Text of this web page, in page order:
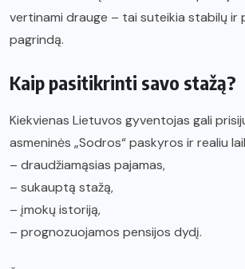
vertinami drauge – tai suteikia stabilų ir
pagrindą.
Kaip pasitikrinti savo stažą?
Kiekvienas Lietuvos gyventojas gali
asmeninės „Sodros“ paskyros ir realiu
– draudžiamąsias pajamas,
– sukauptą stažą,
– įmokų istoriją,
– prognozuojamos pensijos dydį.